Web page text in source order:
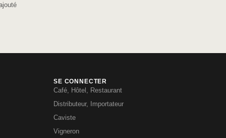
SE CONNECTER
Café, Hôtel, Restaurant
Distributeur, Importateur
Caviste
Vigneron